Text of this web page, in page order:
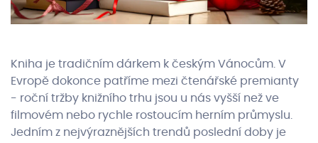
Kniha je tradičním dárkem k českým Vánocům. V
Evropě dokonce patříme mezi čtenářské premianty
- roční tržby knižního trhu jsou u nás vyšší než ve
filmovém nebo rychle rostoucím herním průmyslu.
Jedním z nejvýraznějších trendů poslední doby je